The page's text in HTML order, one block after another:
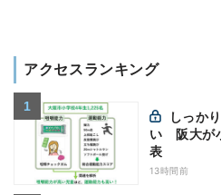
アクセスランキング
い 阪大が
表
13時間前